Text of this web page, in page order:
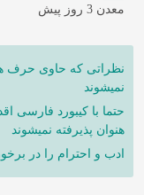
معدن 3 روز پیش
نظراتی که حاوی حرف
نمیشوند
حتما با کیبورد فارسی
هنوان پذیرفته نمیشوند
ادب و احترام را در